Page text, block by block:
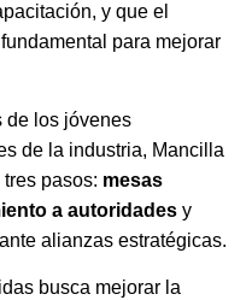
y que el
para mejorar
de los jóvenes
de la industria, Mancilla
pasos: mesas
a autoridades y
alianzas estratégicas.
busca mejorar la